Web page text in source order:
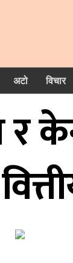
अटो विचार
र